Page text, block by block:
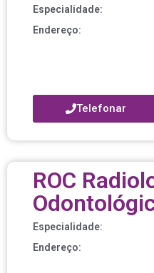
Especialidade:
Endereço:
Telefonar
ROC
Especialidade:
Endereço: